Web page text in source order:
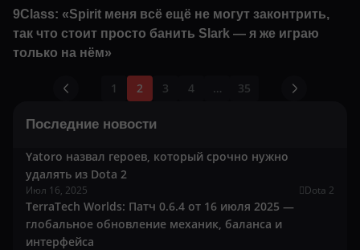
9Class: «Spirit меня всё ещё не могут законтрить,
так что стоит просто банить Slark — я же играю
только на нём»
1 2 3 4 … 35
Последние новости
Yatoro назвал героев, который срочно нужно
удалять из Dota 2
Июл 16, 2025 Dota 2
TerraTech Worlds: Патч 0.6.4 от 16 июля 2025 —
глобальное обновление механик, баланса и
интерфейса